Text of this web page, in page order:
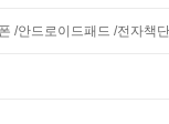
/안드로이드패드 /전자책